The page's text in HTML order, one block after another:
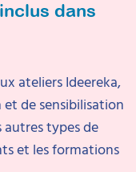
dans
ateliers Ideereka,
de sensibilisation
autres types de
et les formations